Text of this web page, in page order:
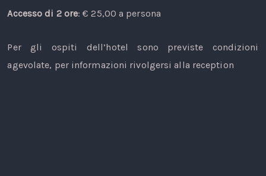
Accesso di 2 ore: € 25,00 a persona
Per gli ospiti dell’hotel sono previste condizioni
agevolate, per informazioni rivolgersi alla reception